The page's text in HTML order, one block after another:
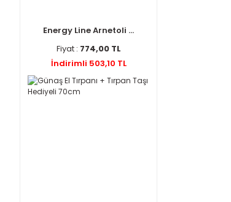
Energy Line Arnetoli ...
Fiyat : 774,00 TL
İndirimli 503,10 TL